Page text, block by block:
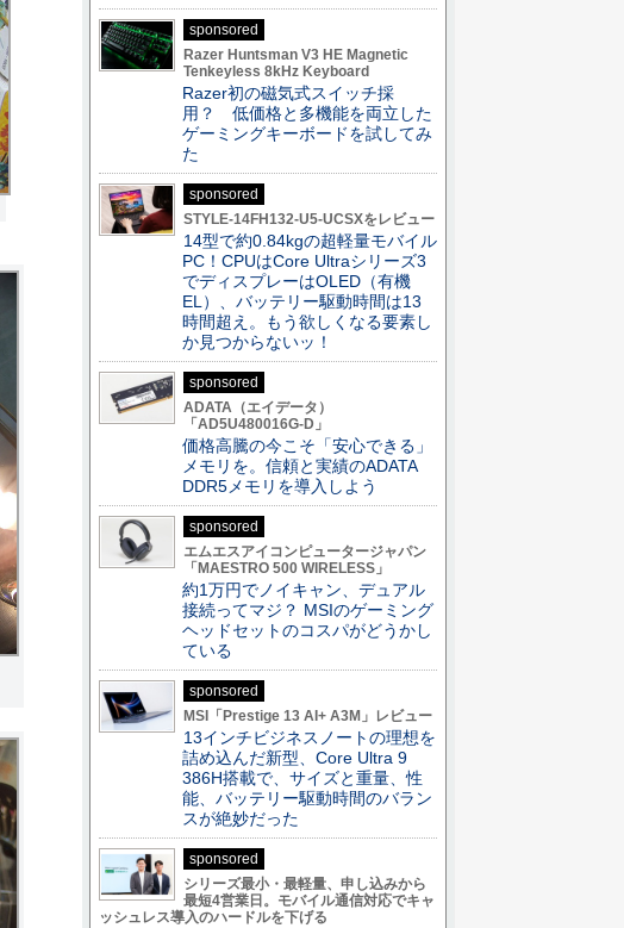
sponsored
Razer Huntsman V3 HE Magnetic
Tenkeyless 8kHz Keyboard
Razer初の磁気式スイッチ採
用？ 低価格と多機能を両立した
ゲーミングキーボードを試してみ
た
sponsored
STYLE-14FH132-U5-UCSXをレビュー
14型で約0.84kgの超軽量モバイル
PC！CPUはCore Ultraシリーズ3
でディスプレーはOLED（有機
EL）、バッテリー駆動時間は13
時間超え。もう欲しくなる要素し
か見つからないッ！
sponsored
ADATA（エイデータ）
「AD5U480016G-D」
価格高騰の今こそ「安心できる」
メモリを。信頼と実績のADATA
DDR5メモリを導入しよう
sponsored
エムエスアイコンピュータージャパン
「MAESTRO 500 WIRELESS」
約1万円でノイキャン、デュアル
接続ってマジ？ MSIのゲーミング
ヘッドセットのコスパがどうかし
ている
sponsored
MSI「Prestige 13 AI+ A3M」レビュー
13インチビジネスノートの理想を
詰め込んだ新型、Core Ultra 9
386H搭載で、サイズと重量、性
能、バッテリー駆動時間のバラン
スが絶妙だった
sponsored
シリーズ最小・最軽量、申し込みから
最短4営業日。モバイル通信対応でキャ
ッシュレス導入のハードルを下げる